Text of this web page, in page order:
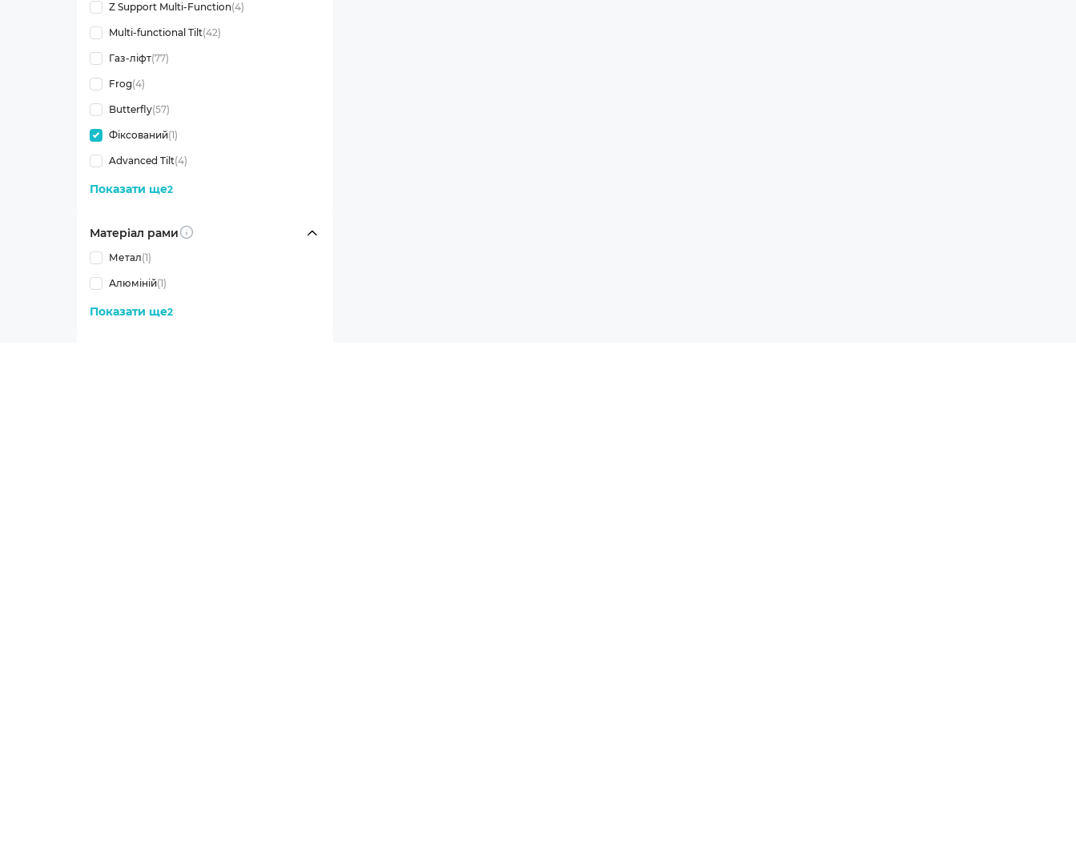
Z Support Multi-Function(4)
Multi-functional Tilt(42)
Газ-ліфт(77)
Frog(4)
Butterfly(57)
Фіксований(1)
Advanced Tilt(4)
Показати ще2
Матеріал рами
Info
Метал(1)
Алюміній(1)
Показати ще2